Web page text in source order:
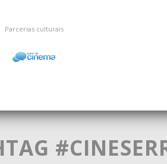
Parcerias culturais